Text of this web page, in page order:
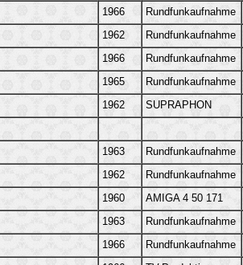
1966 Rundfunkaufnahme
1962 Rundfunkaufnahme
1966 Rundfunkaufnahme
1965 Rundfunkaufnahme
1962 SUPRAPHON
1963 Rundfunkaufnahme
1962 Rundfunkaufnahme
1960 AMIGA 4 50 171
1963 Rundfunkaufnahme
1966 Rundfunkaufnahme